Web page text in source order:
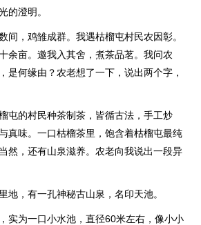
的澄明。
间，鸡雏成群。我遇枯榴屯村民农因彰。
余亩。邀我入其舍，煮茶品茗。我问农
是何缘由？农老想了一下，说出两个字，
屯的村民种茶制茶，皆循古法，手工炒
真味。一口枯榴茶里，饱含着枯榴屯最纯
然，还有山泉滋养。农老向我说出一段异
地，有一孔神秘古山泉，名印天池。
实为一口小水池，直径60米左右，像小小